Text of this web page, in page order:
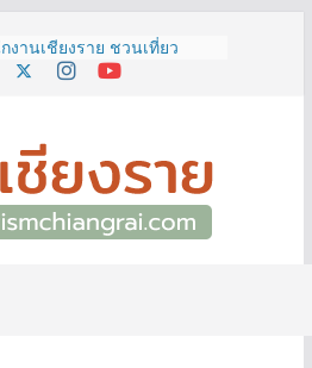
งานเชียงราย ชวนเที่ยว
หน้าฝน ให้ชุ่มฉ่ำหัวใจไปกับ
มวด ขจ เปิดประมูลออนไลน์
ลขเด่น เลขมงคล ความหมาย
หลากหลายทั้ง 301 หมายเลข
ยวชมงานเทศกาลโล้ชิงช้า